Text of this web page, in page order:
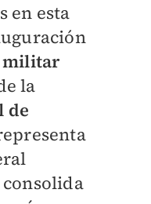
en esta
militar
la
de